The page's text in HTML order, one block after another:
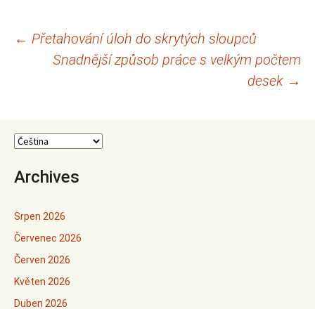
Navigace
← Přetahování úloh do skrytých sloupců
Snadnější způsob práce s velkým počtem
desek →
Archives
Srpen 2026
Červenec 2026
Červen 2026
Květen 2026
Duben 2026